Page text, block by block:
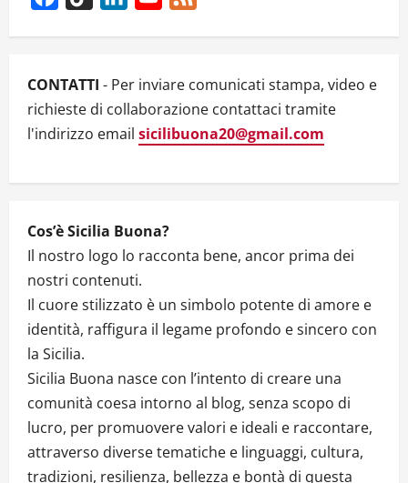
CONTATTI - Per inviare comunicati stampa, video e
richieste di collaborazione contattaci tramite
l'indirizzo email sicilibuona20@gmail.com
Cos’è Sicilia Buona?
Il nostro logo lo racconta bene, ancor prima dei
nostri contenuti.
Il cuore stilizzato è un simbolo potente di amore e
identità, raffigura il legame profondo e sincero con
la Sicilia.
Sicilia Buona nasce con l’intento di creare una
comunità coesa intorno al blog, senza scopo di
lucro, per promuovere valori e ideali e raccontare,
attraverso diverse tematiche e linguaggi, cultura,
tradizioni, resilienza, bellezza e bontà di questa